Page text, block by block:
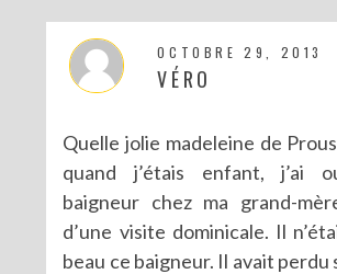
OCTOBRE 29, 2013
VÉRO
Quelle jolie madeleine de
quand j’étais enfant, j’ai
baigneur chez ma grand-
d’une visite dominicale. Il
beau ce baigneur. Il avait perdu